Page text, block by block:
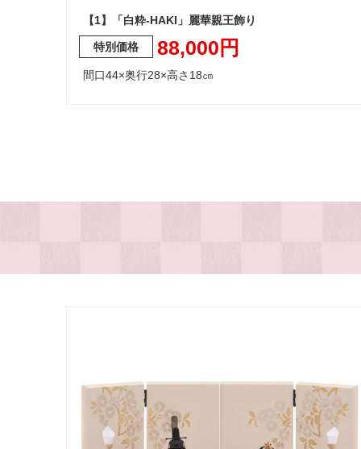
【1】「白粋-HAKI」麗華親王飾り
88,000円
間口44×奥行28×高さ18㎝